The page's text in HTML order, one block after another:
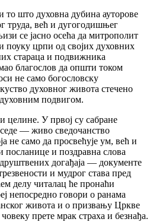
што духовна дубина ауторове
труда, већ и дугогодишњег
се јасно осећа да митрополит
поуку црпи од својих духовних
стараца и подвижника
благослов да општи током
не само богословску
духовног живота стечено
подвигом.
целине. У првој су сабране
— живо сведочанство
не само да просвећује ум, већ и
посланице и поздравна слова
догађаја — документе
и мудрог става пред
делу читалац ће пронаћи
непосредно говори о ранама
живота и о призвању Цркве
прете мрак страха и безнађа.